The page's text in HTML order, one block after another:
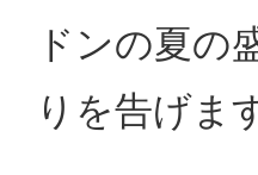
ドンの夏の
りを告げま